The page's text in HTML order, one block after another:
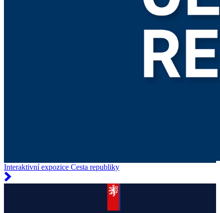
Interaktivní expozice Cesta republiky